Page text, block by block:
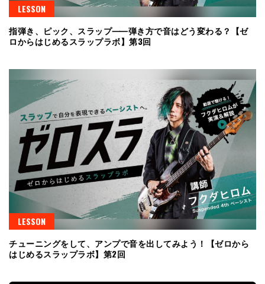
LESSON
指弾き、ピック、スラップ⸺弾き方で音はどう変わる？【ゼ
ロからはじめるスラップラボ】第3回
LESSON
チューニングをして、アンプで音を出してみよう！【ゼロから
はじめるスラップラボ】第2回